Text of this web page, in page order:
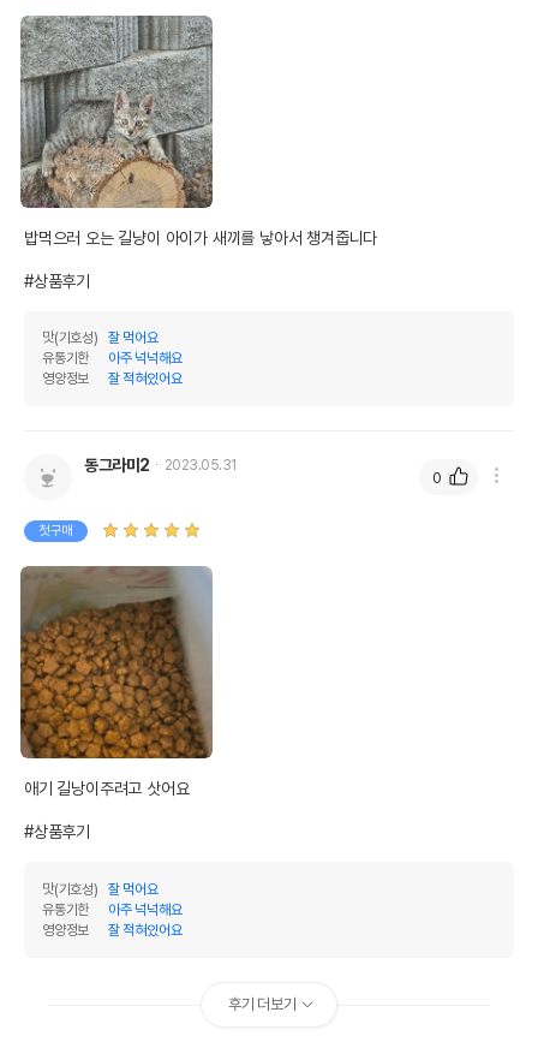
제품표기함량
조지방
조섬유질
조회분
칼슘
인
오메가3
오메가6
수분
탄수화물
밥먹으러 오는 길냥이 아이가 새끼를 낳아서 챙겨줍니다
#상품후기
맛(기호성)
잘 먹어요
유통기한
아주 넉넉해요
영양정보
잘 적혀있어요
동그라미2 2023.05.31
첫구매
애기 길낭이주려고 삿어요
#상품후기
맛(기호성)
잘 먹어요
유통기한
아주 넉넉해요
영양정보
잘 적혀있어요
0
후기 더보기